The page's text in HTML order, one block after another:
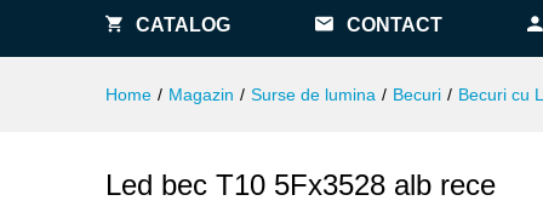
CATALOG CONTACT
Home / Magazin / Surse de lumina / Becuri / Becuri cu
Led bec T10 5Fx3528 alb rece